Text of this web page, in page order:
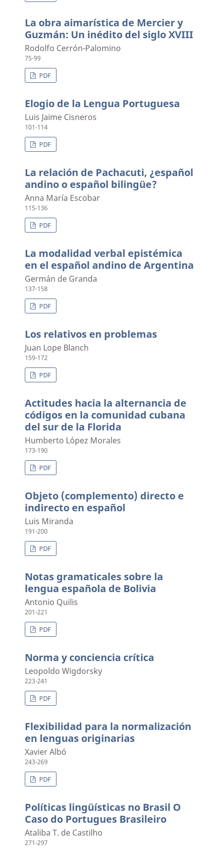
La obra aimarística de Mercier y
Guzmán: Un inédito del siglo XVIII
Rodolfo Cerrón-Palomino
75-99
PDF
Elogio de la Lengua Portuguesa
Luis Jaime Cisneros
101-114
PDF
La relación de Pachacuti, ¿español
andino o español bilingüe?
Anna María Escobar
115-136
PDF
La modalidad verbal epistémica
en el español andino de Argentina
Germán de Granda
137-158
PDF
Los relativos en problemas
Juan Lope Blanch
159-172
PDF
Actitudes hacia la alternancia de
códigos en la comunidad cubana
del sur de la Florida
Humberto López Morales
173-190
PDF
Objeto (complemento) directo e
indirecto en español
Luis Miranda
191-200
PDF
Notas gramaticales sobre la
lengua española de Bolivia
Antonio Quilis
201-221
PDF
Norma y conciencia crítica
Leopoldo Wigdorsky
223-241
PDF
Flexibilidad para la normalización
en lenguas originarias
Xavier Albó
243-269
PDF
Políticas lingüísticas no Brasil O
Caso do Portugues Brasileiro
Ataliba T. de Castilho
271-297